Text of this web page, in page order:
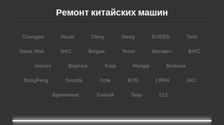
Ремонт китайских машин
Changan Haval Chery Geely EXEED Tank
Great Wall GAC Belgee Tenet Москвич BAIC
Jaecoo Вортекс Kaiyi Hongqi Bestune
DongFeng Omoda Xcite BYD LIFAN JAC
Бриллианс Хавтай Зикр 212